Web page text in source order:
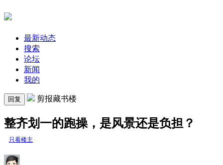
最新动态
搜索
论坛
新闻
我的
回复 剪报藏书楼
整齐划一的跑操，是风景还是负担？
只看楼主